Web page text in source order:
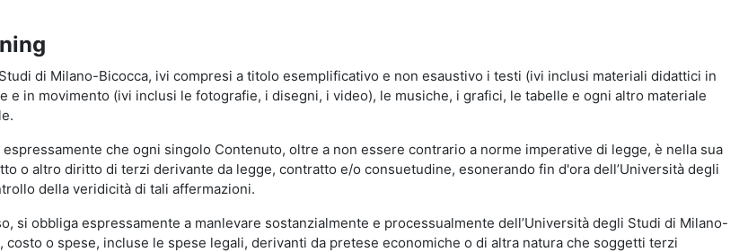
di Milano-Bicocca, ivi compresi a titolo esemplificativo e non esaustivo i testi (ivi inclusi materiali didattici in
in movimento (ivi inclusi le fotografie, i disegni, i video), le musiche, i grafici, le tabelle e ogni altro materiale
che ogni singolo Contenuto, oltre a non essere contrario a norme imperative di legge, è nella sua
o altro diritto di terzi derivante da legge, contratto e/o consuetudine, esonerando fin d'ora dell’Università degli
della veridicità di tali affermazioni.
si obbliga espressamente a manlevare sostanzialmente e processualmente dell’Università degli Studi di Milano-
o spese, incluse le spese legali, derivanti da pretese economiche o di altra natura che soggetti terzi